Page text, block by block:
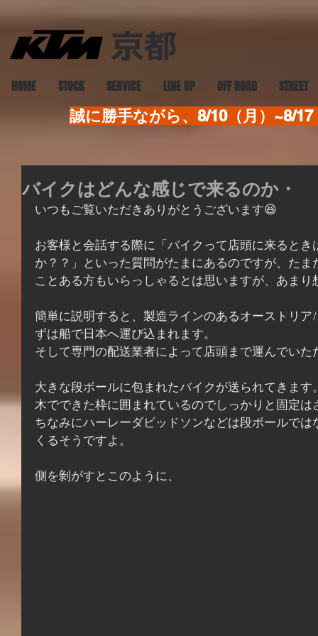
HOME STOCK SERVICE LINE UP OFF ROAD STREET
誠に勝手ながら、8/10（月）~8/
バイクはどんな感じで来るのか・
いつもご覧いただきありがとうございます😆
お客様と会話する際に「バイクって店頭に来ると
か？？」といった質問がたまにあるのですが、た
ことある方もいらっしゃるとは思いますが、あま
簡単に説明すると、製造ラインのあるオーストリ
ずは船で日本へ運び込まれます。
そして専門の配送業者によって店頭まで運んでい
大きな段ボールに包まれたバイクが送られてきます
木でできた枠に囲まれているのでしっかりと固定は
ちなみにハーレーダビッドソンなどは段ボールで
くるそうですよ。
側を剝がすとこのように、